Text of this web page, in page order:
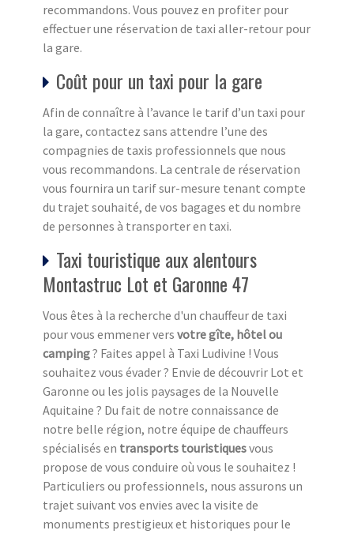
recommandons. Vous pouvez en profiter pour
effectuer une réservation de taxi aller-retour pour
la gare.
Coût pour un taxi pour la gare
Afin de connaître à l’avance le tarif d’un taxi pour
la gare, contactez sans attendre l’une des
compagnies de taxis professionnels que nous
vous recommandons. La centrale de réservation
vous fournira un tarif sur-mesure tenant compte
du trajet souhaité, de vos bagages et du nombre
de personnes à transporter en taxi.
Taxi touristique aux alentours
Montastruc Lot et Garonne 47
Vous êtes à la recherche d'un chauffeur de taxi
pour vous emmener vers votre gîte, hôtel ou
camping? Faites appel à Taxi Ludivine ! Vous
souhaitez vous évader ? Envie de découvrir Lot et
Garonne ou les jolis paysages de la Nouvelle
Aquitaine ? Du fait de notre connaissance de
notre belle région, notre équipe de chauffeurs
spécialisés en transports touristiquesvous
propose de vous conduire où vous le souhaitez !
Particuliers ou professionnels, nous assurons un
trajet suivant vos envies avec la visite de
monuments prestigieux et historiques pour le